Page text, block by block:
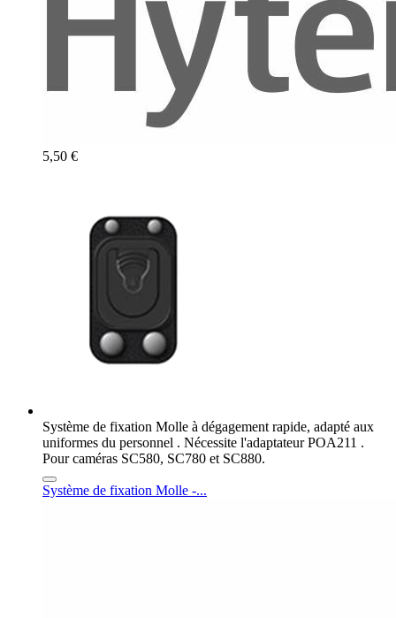
5,50 €
Système de fixation Molle à dégagement rapide, adapté aux
uniformes du personnel . Nécessite l'adaptateur POA211 .
Pour caméras SC580, SC780 et SC880.
Système de fixation Molle -...